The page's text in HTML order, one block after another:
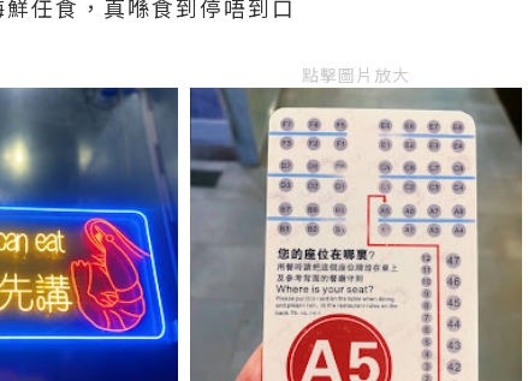
任食，真喺食到停唔到口
點擊圖片放大